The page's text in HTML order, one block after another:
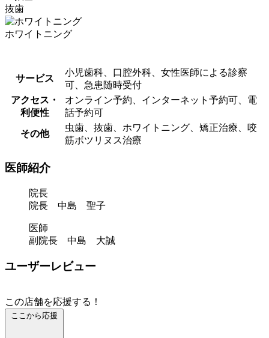
抜歯
ホワイトニング
サービス
小児歯科、口腔外科、女性医師による診察
可、急患随時受付
アクセス・
利便性
オンライン予約、インターネット予約可、電
話予約可
その他
虫歯、抜歯、ホワイトニング、矯正治療、咬
筋ボツリヌス治療
医師紹介
院長
院長 中島 聖子
医師
副院長 中島 大誠
ユーザーレビュー
この店舗を応援する！
ここから応援